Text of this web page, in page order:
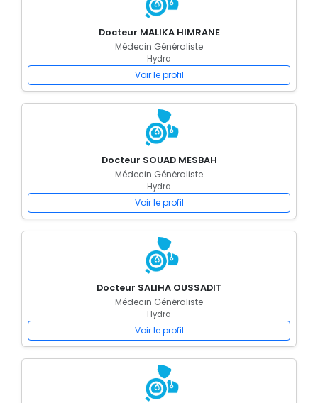
Docteur MALIKA HIMRANE
Médecin Généraliste
Hydra
Voir le profil
Docteur SOUAD MESBAH
Médecin Généraliste
Hydra
Voir le profil
Docteur SALIHA OUSSADIT
Médecin Généraliste
Hydra
Voir le profil